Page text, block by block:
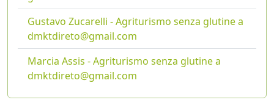
Gustavo Zucarelli - Agriturismo senza glutine a
dmktdireto@gmail.com
Marcia Assis - Agriturismo senza glutine a
dmktdireto@gmail.com